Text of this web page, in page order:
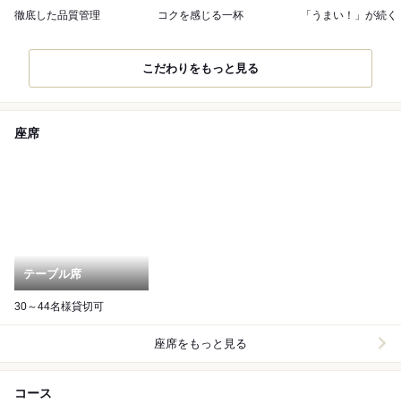
徹底した品質管理 コクを感じる一杯 「うまい！」が続く
こだわりをもっと見る
座席
テーブル席
30～44名様貸切可
座席をもっと見る
コース